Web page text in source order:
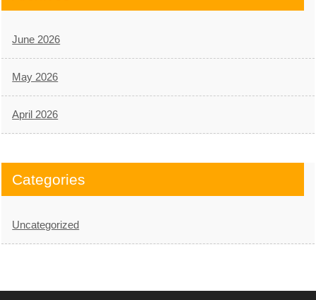
June 2026
May 2026
April 2026
Categories
Uncategorized